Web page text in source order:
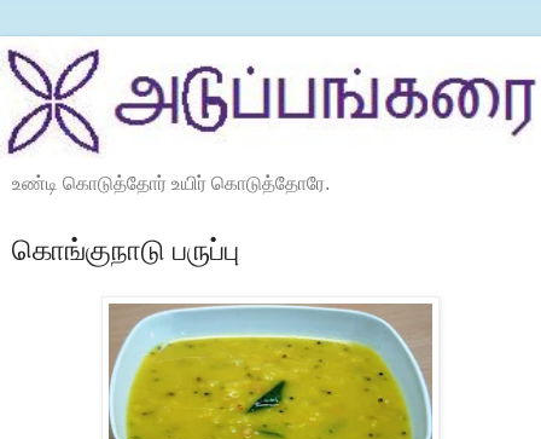
உண்டி கொடுத்தோர் உயிர் கொடுத்தோரே.
கொங்குநாடு பருப்பு